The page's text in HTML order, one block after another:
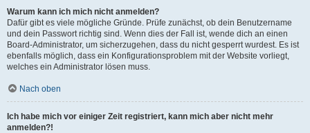
Warum kann ich mich nicht anmelden?
Dafür gibt es viele mögliche Gründe. Prüfe zunächst, ob dein Benutzername
und dein Passwort richtig sind. Wenn dies der Fall ist, wende dich an einen
Board-Administrator, um sicherzugehen, dass du nicht gesperrt wurdest. Es ist
ebenfalls möglich, dass ein Konfigurationsproblem mit der Website vorliegt,
welches ein Administrator lösen muss.
Nach oben
Ich habe mich vor einiger Zeit registriert, kann mich aber nicht mehr
anmelden?!